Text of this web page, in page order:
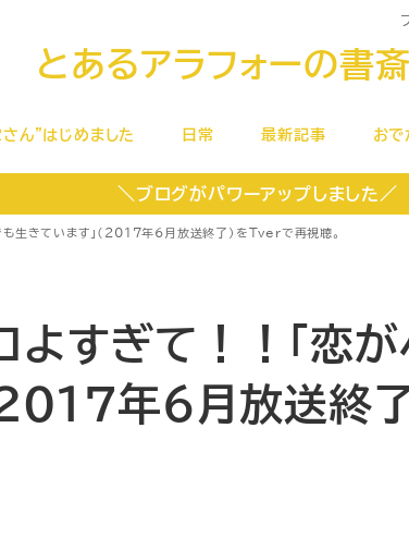
とあるアラフォーの書
ん”はじめました 日常 最新記事 おで
＼ブログがパワーアップしました／
生きています」（2017年6月放送終了）をTverで再視聴。
よすぎて！！「恋が
2017年6月放送終了